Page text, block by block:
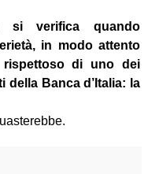
si verifica quando
in modo attento
di uno dei
Banca d’Italia: la